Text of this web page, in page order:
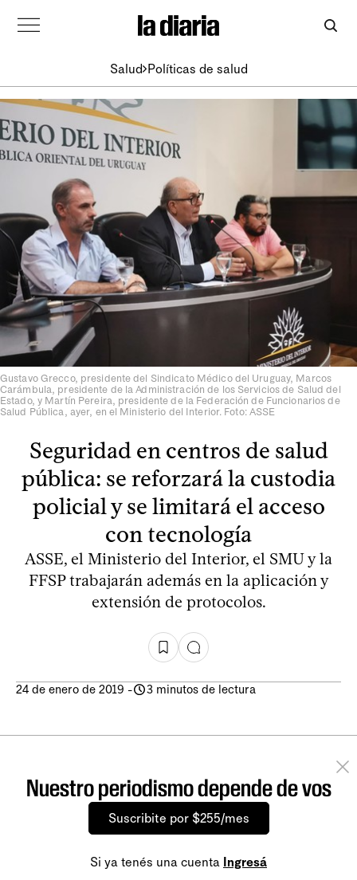
Salud Políticas de salud
Gustavo Grecco, presidente del Sindicato Médico del Uruguay, Marcos
Carámbula, presidente de la Administración de los Servicios de Salud del
Estado, y Martín Pereira, presidente de la Federación de Funcionarios de
Salud Pública, ayer, en el Ministerio del Interior. Foto: ASSE
Seguridad en centros de salud
pública: se reforzará la custodia
policial y se limitará el acceso
con tecnología
ASSE, el Ministerio del Interior, el SMU y la
FFSP trabajarán además en la aplicación y
extensión de protocolos.
24 de enero de 2019 - 3 minutos de lectura
Nuestro periodismo depende de vos
Suscribite por $255/mes
Si ya tenés una cuenta Ingresá